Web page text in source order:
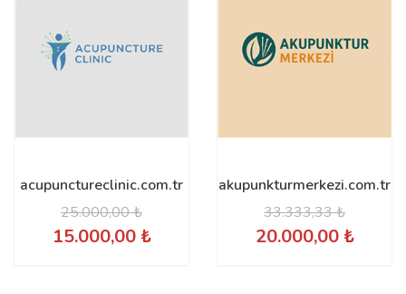
acupunctureclinic.com.tr
25.000,00 ₺
15.000,00 ₺
akupunkturmerkezi.com.tr
33.333,33 ₺
20.000,00 ₺